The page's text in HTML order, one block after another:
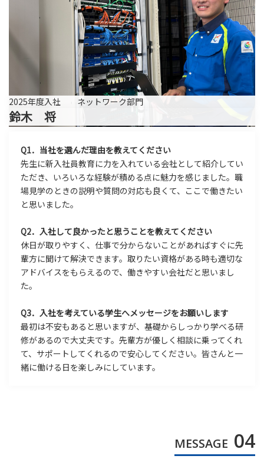
2025年度入社 ネットワーク部門
鈴木 将
Q1．当社を選んだ理由を教えてください
先生に新入社員教育に力を入れている会社として紹介してい
ただき、いろいろな経験が積める点に魅力を感じました。職
場見学のときの説明や質問の対応も良くて、ここで働きたい
と思いました。
Q2．入社して良かったと思うことを教えてください
休日が取りやすく、仕事で分からないことがあればすぐに先
輩方に聞けて解決できます。取りたい資格がある時も適切な
アドバイスをもらえるので、働きやすい会社だと思いまし
た。
Q3．入社を考えている学生へメッセージをお願いします
最初は不安もあると思いますが、基礎からしっかり学べる研
修があるので大丈夫です。先輩方が優しく相談に乗ってくれ
て、サポートしてくれるので安心してください。皆さんと一
緒に働ける日を楽しみにしています。
MESSAGE 04